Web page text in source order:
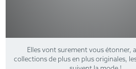
Elles vont surement vous étonner,
collections de plus en plus originales,